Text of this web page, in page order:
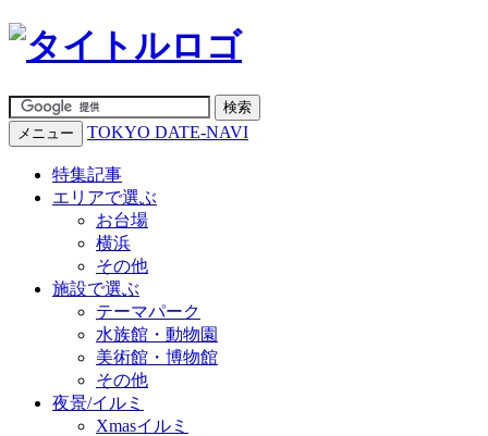
メニュー TOKYO DATE-NAVI
特集記事
エリアで選ぶ
お台場
横浜
その他
施設で選ぶ
テーマパーク
水族館・動物園
美術館・博物館
その他
夜景/イルミ
Xmasイルミ